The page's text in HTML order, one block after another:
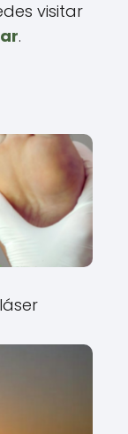
visitar
.